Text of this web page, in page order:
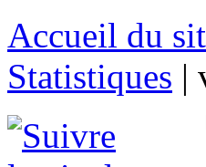
Accueil du
Statistiques |